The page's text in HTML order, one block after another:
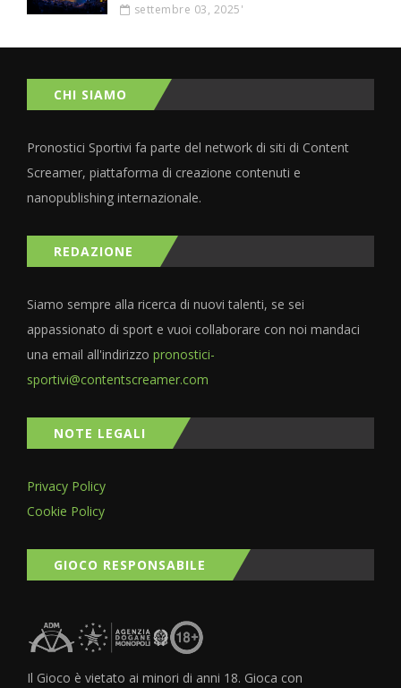
settembre 03, 2025'
CHI SIAMO
Pronostici Sportivi fa parte del network di siti di Content
Screamer, piattaforma di creazione contenuti e
nanopublishing internazionale.
REDAZIONE
Siamo sempre alla ricerca di nuovi talenti, se sei
appassionato di sport e vuoi collaborare con noi mandaci
una email all'indirizzo pronostici-
sportivi@contentscreamer.com
NOTE LEGALI
Privacy Policy
Cookie Policy
GIOCO RESPONSABILE
Il Gioco è vietato ai minori di anni 18. Gioca con